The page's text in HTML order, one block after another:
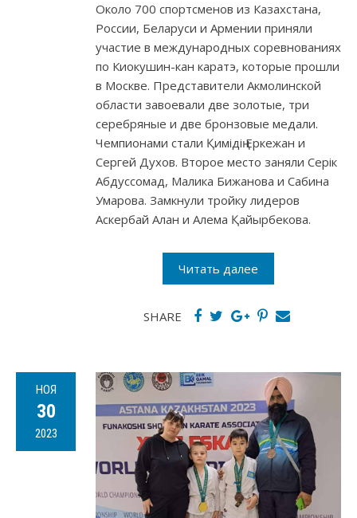
Около 700 спортсменов из Казахстана,
России, Беларуси и Армении приняли
участие в международных соревнованиях
по Киокушин-кан каратэ, которые прошли
в Москве. Представители Акмолинской
области завоевали две золотые, три
серебряные и две бронзовые медали.
Чемпионами стали Қимідің Еркежан и
Сергей Духов. Второе место заняли Серік
Абдуссомад, Малика Бижанова и Сабина
Умарова. Замкнули тройку лидеров
Аскербай Алан и Алема Қайырбекова.
Читать далее
SHARE
НОЯ
30
2023